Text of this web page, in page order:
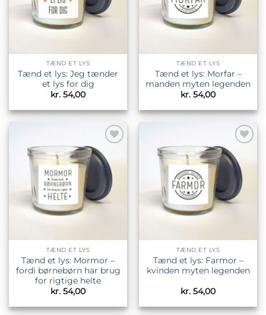
TÆND ET LYS
Tænd et lys: Jeg tænder
et lys for dig
kr. 54,00
TÆND ET LYS
Tænd et lys: Morfar –
manden myten legenden
kr. 54,00
Tilføj til
ønskeliste
TÆND ET LYS
Tænd et lys: Mormor –
fordi børnebørn har brug
for rigtige helte
kr. 54,00
Tilføj til
ønskeliste
TÆND ET LYS
Tænd et lys: Farmor –
kvinden myten legenden
kr. 54,00